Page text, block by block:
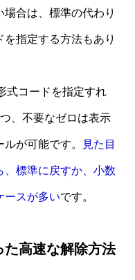
合は、標準の代わり
指定する方法もあり
式コードを指定すれ
、不要なゼロは表示
が可能です。 見た目
、標準に戻すか、小数
ースが多いです。
た高速な解除方法